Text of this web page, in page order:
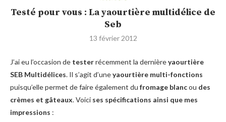
Testé pour vous : La yaourtière multidélice de
Seb
13 février 2012
J’ai eu l’occasion de testerrécemment la dernièreyaourtière
SEB Multidélices. Il s’agit d’uneyaourtière multi-fonctions
puisqu’elle permet de faire également du fromage blancou des
crèmes et gâteaux. Voici ses spécifications ainsi que mes
impressions :